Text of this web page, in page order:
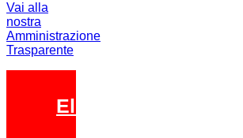
Vai alla
nostra
Amministrazione
Trasparente
Elezioni 2026